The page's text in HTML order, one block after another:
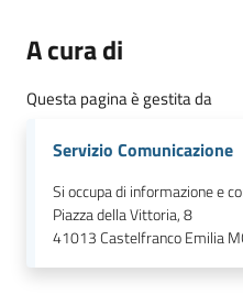
A cura di
Questa pagina è gestita da
Servizio Comunicazione
Si occupa di informazione e
Piazza della Vittoria, 8
41013Castelfranco Emilia